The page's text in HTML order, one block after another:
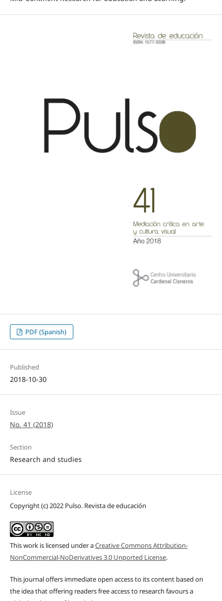
PDF (Spanish)
Published
2018-10-30
Issue
No. 41 (2018)
Section
Research and studies
License
Copyright (c) 2022 Pulso. Revista de educación
This work is licensed under aCreative Commons Attribution-
NonCommercial-NoDerivatives 3.0 Unported License.
This journal offers immediate open access to its content based on
the idea that offering readers free access to research favours a